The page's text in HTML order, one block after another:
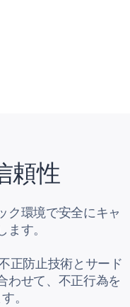
頼性
ク環境で安全にキャ
す。
正防止技術とサード
わせて、不正行為を
。